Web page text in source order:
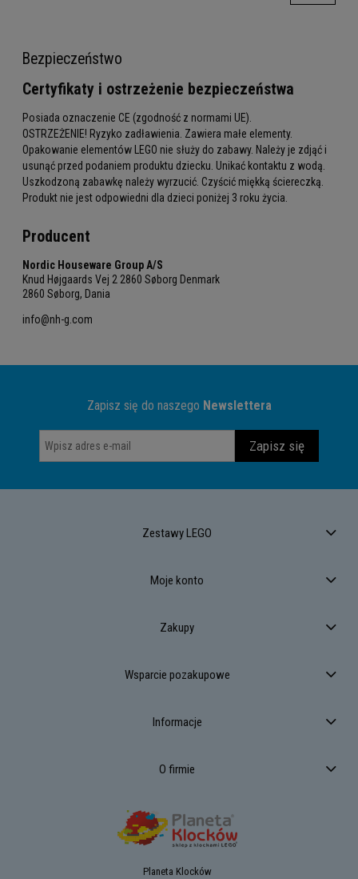
Bezpieczeństwo
Certyfikaty i ostrzeżenie bezpieczeństwa
Posiada oznaczenie CE (zgodność z normami UE).
OSTRZEŻENIE! Ryzyko zadławienia. Zawiera małe elementy.
Opakowanie elementów LEGO nie służy do zabawy. Należy je zdjąć i
usunąć przed podaniem produktu dziecku. Unikać kontaktu z wodą.
Uszkodzoną zabawkę należy wyrzucić. Czyścić miękką ściereczką.
Produkt nie jest odpowiedni dla dzieci poniżej 3 roku życia.
Producent
Nordic Houseware Group A/S
Knud Højgaards Vej 2 2860 Søborg Denmark
2860 Søborg, Dania
info@nh-g.com
Zapisz się do naszego Newslettera
Zapisz się
Zestawy LEGO
Moje konto
Zakupy
Wsparcie pozakupowe
Informacje
O firmie
Planeta Klocków